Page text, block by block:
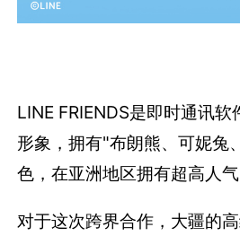
LINE FRIENDS是即时通讯软
形象，拥有"布朗熊、可妮兔
色，在亚洲地区拥有超高人气
对于这次跨界合作，大疆的